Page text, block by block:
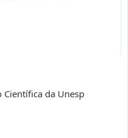
Científica da Unesp